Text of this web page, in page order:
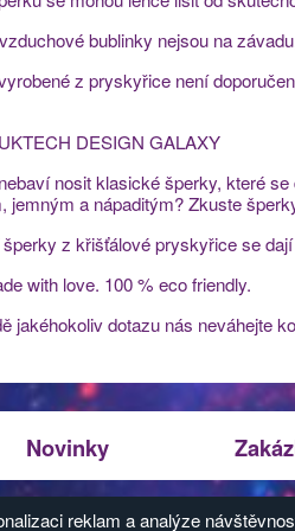
bublinky nejsou na
z pryskyřice není
DESIGN GALAXY
nosit klasické šperky, které
jemným a nápaditým? Zkuste
z křišťálové pryskyřice se
with love. 100 % eco friendly.
jakéhokoliv dotazu nás neváhejte
Novinky
údajů Používání cookies
reklam a analýze